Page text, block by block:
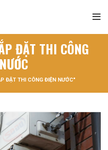
ĐẶT THI CÔNG
ĐẶT THI CÔNG ĐIỆN NƯỚC"